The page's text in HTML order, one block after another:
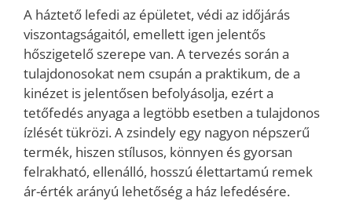
A háztető lefedi az épületet, védi az időjárás
viszontagságaitól, emellett igen jelentős
hőszigetelő szerepe van. A tervezés során a
tulajdonosokat nem csupán a praktikum, de a
kinézet is jelentősen befolyásolja, ezért a
tetőfedés anyaga a legtöbb esetben a tulajdonos
ízlését tükrözi. A zsindely egy nagyon népszerű
termék, hiszen stílusos, könnyen és gyorsan
felrakható, ellenálló, hosszú élettartamú remek
ár-érték arányú lehetőség a ház lefedésére.